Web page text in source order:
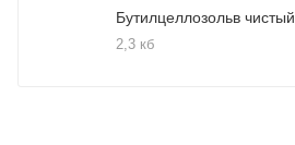
Бутилцеллозольв чистый
2,3 кб